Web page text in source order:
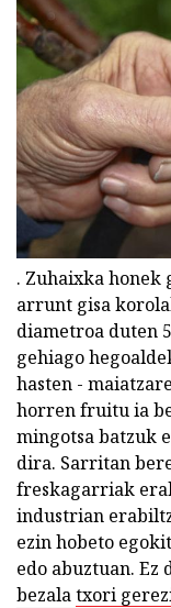
. Zuhaixka honek
arrunt gisa
diametroa duten
gehiago
hasten -
horren fruitu ia
mingotsa batzuk
dira. Sarritan
freskagarriak
industrian
ezin hobeto
edo abuztuan.
bezalatxori